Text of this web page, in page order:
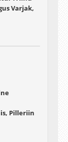
Varjak,
Pilleriin